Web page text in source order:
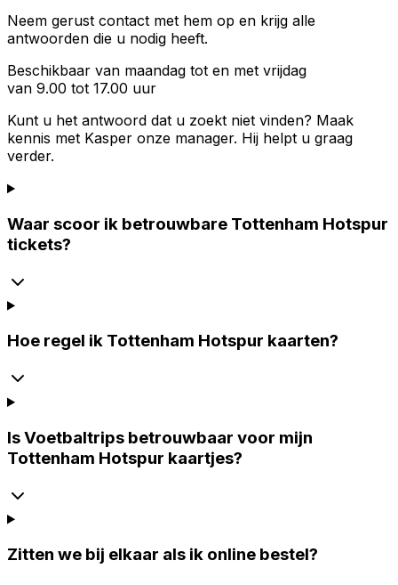
Neem gerust contact met hem op en krijg alle
antwoorden die u nodig heeft.
Beschikbaar van maandag tot en met vrijdag
van 9.00 tot 17.00 uur
Kunt u het antwoord dat u zoekt niet vinden? Maak
kennis met Kasper onze manager. Hij helpt u graag
verder.
Waar scoor ik betrouwbare Tottenham Hotspur
tickets?
Hoe regel ik Tottenham Hotspur kaarten?
Is Voetbaltrips betrouwbaar voor mijn
Tottenham Hotspur kaartjes?
Zitten we bij elkaar als ik online bestel?